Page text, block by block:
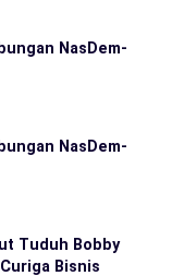
NasDem-
NasDem-
Tuduh Bobby
Bisnis